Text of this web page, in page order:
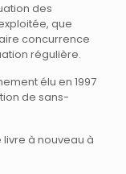
des
que
concurrence
régulière.
élu en 1997
de sans-
livre à nouveau à